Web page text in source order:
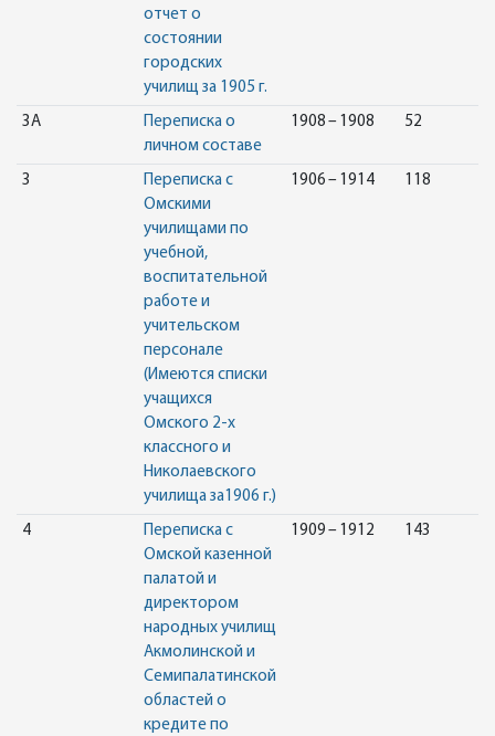
отчет о
состоянии
городских
училищ за 1905 г.
3А
Переписка о
личном составе
1908 – 1908 52
3
Переписка с
Омскими
училищами по
учебной,
воспитательной
работе и
учительском
персонале
(Имеются списки
учащихся
Омского 2-х
классного и
Николаевского
училища за1906 г.)
1906 – 1914 118
4
Переписка с
Омской казенной
палатой и
директором
народных училищ
Акмолинской и
Семипалатинской
областей о
кредите по
1909 – 1912 143